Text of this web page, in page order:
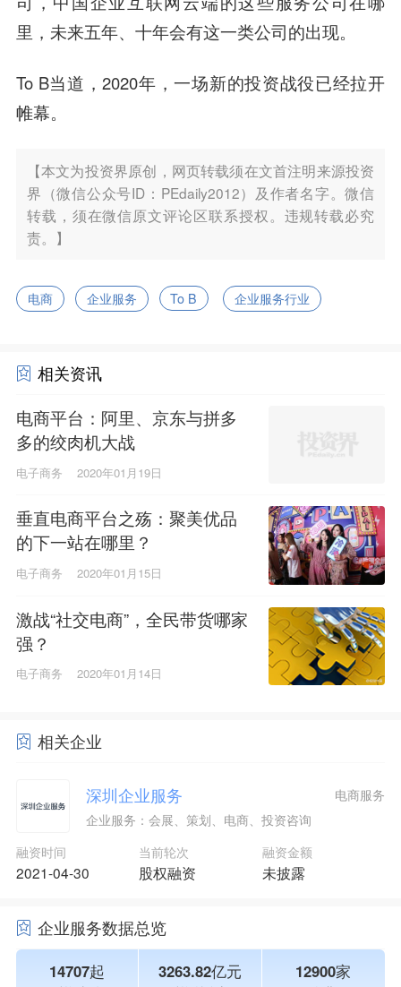
里，未来五年、十年会有这一类公司的出现。
To B当道，2020年，一场新的投资战役已经拉开
帷幕。
【本文为投资界原创，网页转载须在文首注明来源投资
界（微信公众号ID：PEdaily2012）及作者名字。微信
转载，须在微信原文评论区联系授权。违规转载必究
责。】
电商 企业服务 To B 企业服务行业
相关资讯
电商平台：阿里、京东与拼多
多的绞肉机大战
电子商务 2020年01月19日
垂直电商平台之殇：聚美优品
的下一站在哪里？
电子商务 2020年01月15日
激战“社交电商”，全民带货哪家
强？
电子商务 2020年01月14日
相关企业
深圳企业服务
企业服务：会展、策划、电商、投资咨询
电商服务
融资时间
2021-04-30
当前轮次
股权融资
融资金额
未披露
企业服务数据总览
14707起 3263.82亿元 12900家